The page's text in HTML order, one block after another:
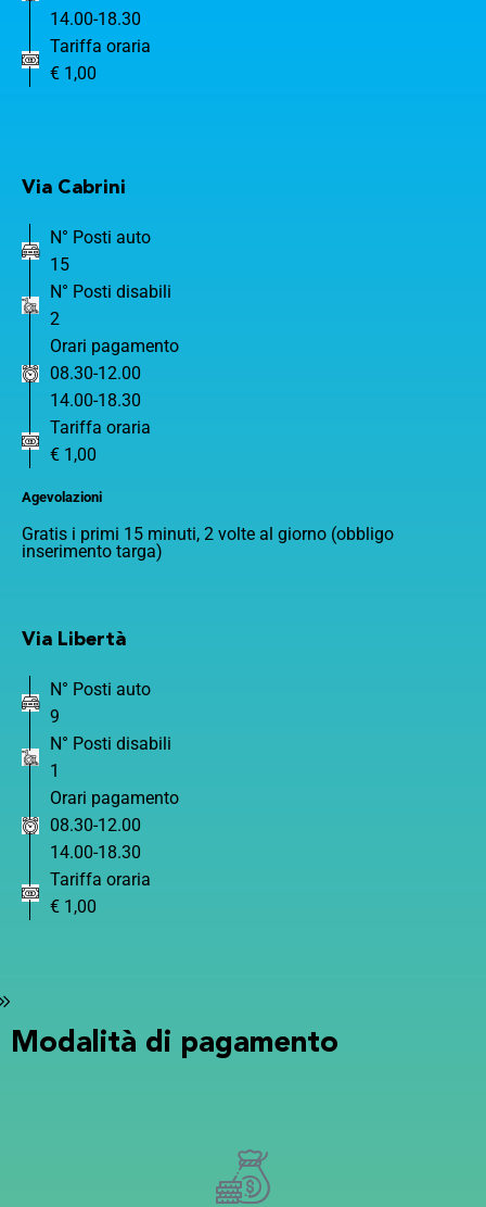
14.00-18.30
Tariffa oraria
€ 1,00
Via Cabrini
N° Posti auto
15
N° Posti disabili
2
Orari pagamento
08.30-12.00
14.00-18.30
Tariffa oraria
€ 1,00
Agevolazioni
Gratis i primi 15 minuti, 2 volte al giorno (obbligo
inserimento targa)
Via Libertà
N° Posti auto
9
N° Posti disabili
1
Orari pagamento
08.30-12.00
14.00-18.30
Tariffa oraria
€ 1,00
Modalità di pagamento